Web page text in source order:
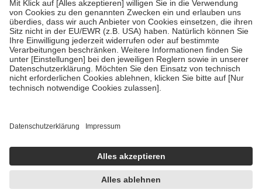
fallenkeine Zuzahlungenan bei:
• Kindern und Jugendlichen bis zum vollendeten 18. Lebensjahr
mit Ausnahme der Fahrkosten
• Untersuchungen zur Vorsorge und Früherkennung, die von der
GKV getragen werden
• empfohlenen Schutzimpfungen
• Harn- und Blutteststreifen
getroffen, um sicherzustellen, dass es sich um echte Bewertungen
https://help.etrusted.com/hc/de/articles/4419944605341
Einige Bilder und Inhalte wurden unter Zuhilfenahme künstlicher